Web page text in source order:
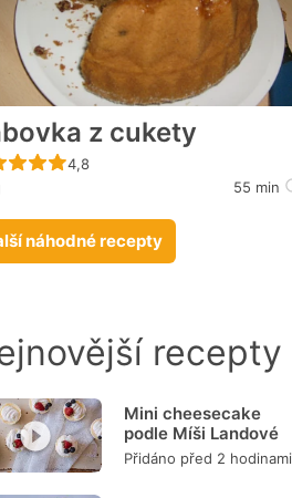
z cukety
Recept ještě nebyl hodnocen
4,8
55 min
náhodné recepty
recepty
Mini cheesecake
podle Míši Landové
Přidáno před 2 hodinami